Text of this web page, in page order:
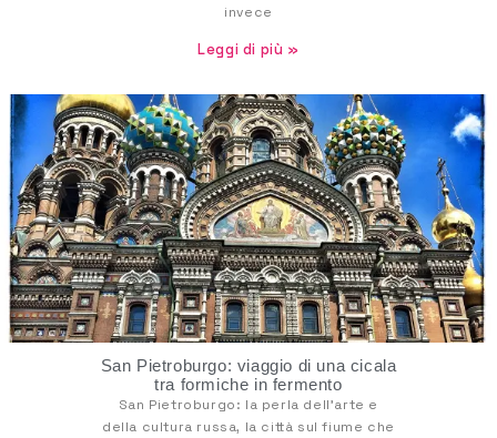
invece
Leggi di più »
San Pietroburgo: viaggio di una cicala
tra formiche in fermento
San Pietroburgo: la perla dell’arte e
della cultura russa, la città sul fiume che